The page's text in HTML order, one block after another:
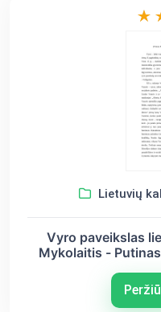
Lietuvių
Vyro paveikslas
Mykolaitis -